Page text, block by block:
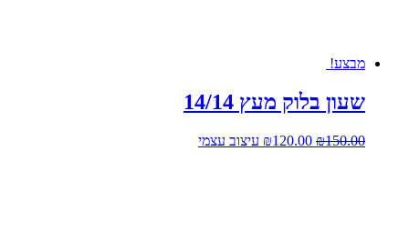
מבצע!
שעון בלוק מעץ 14/14
₪150.00
המחיר ₪120.00
המחיר
עיצוב עצמי